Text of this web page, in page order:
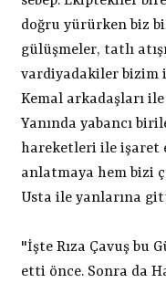
doğru yürürken biz
gülüşmeler, tatlı
vardiyadakiler bizim
Kemal arkadaşları
Yanında yabancı
hareketleri ile işaret
anlatmaya hem bizi
Usta ile yanlarına
"İşte Rıza Çavuş bu
etti önce. Sonra da